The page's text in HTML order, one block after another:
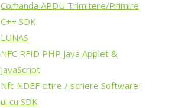
Comanda APDU Trimitere/Primire
C++ SDK
LUNAS
NFC RFID PHP Java Applet &
JavaScript
Nfc NDEF citire / scriere Software-
ul cu SDK